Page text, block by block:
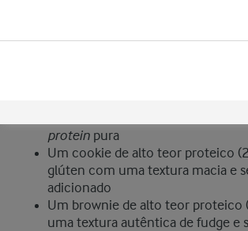
protein pura
Um cookie de alto teor proteico
glúten com uma textura macia e
adicionado
Um brownie de alto teor proteico
uma textura autêntica de fudge e